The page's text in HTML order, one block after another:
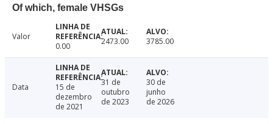
Of which, female VHSGs
Valor
0.00
2473.00 3785.00
Data
15 de
dezembro
de 2021
31 de
outubro
de 2023
30 de
junho
de 2026